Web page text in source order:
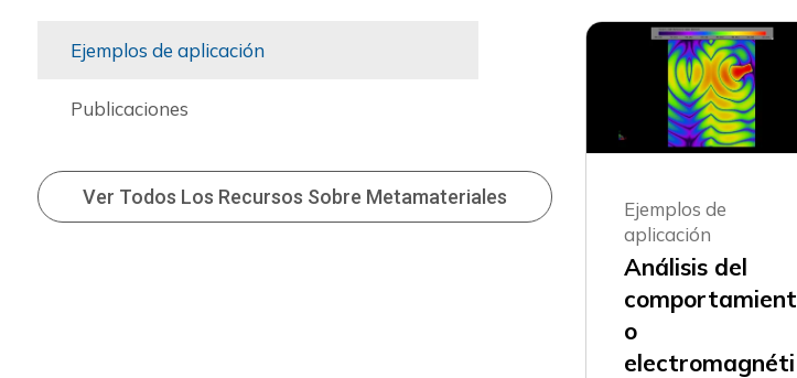
Ejemplos de aplicación
Publicaciones
Ver Todos Los Recursos Sobre Metamateriales
Ejemplos de
aplicación
Análisis del
comportamient
o
electromagnéti